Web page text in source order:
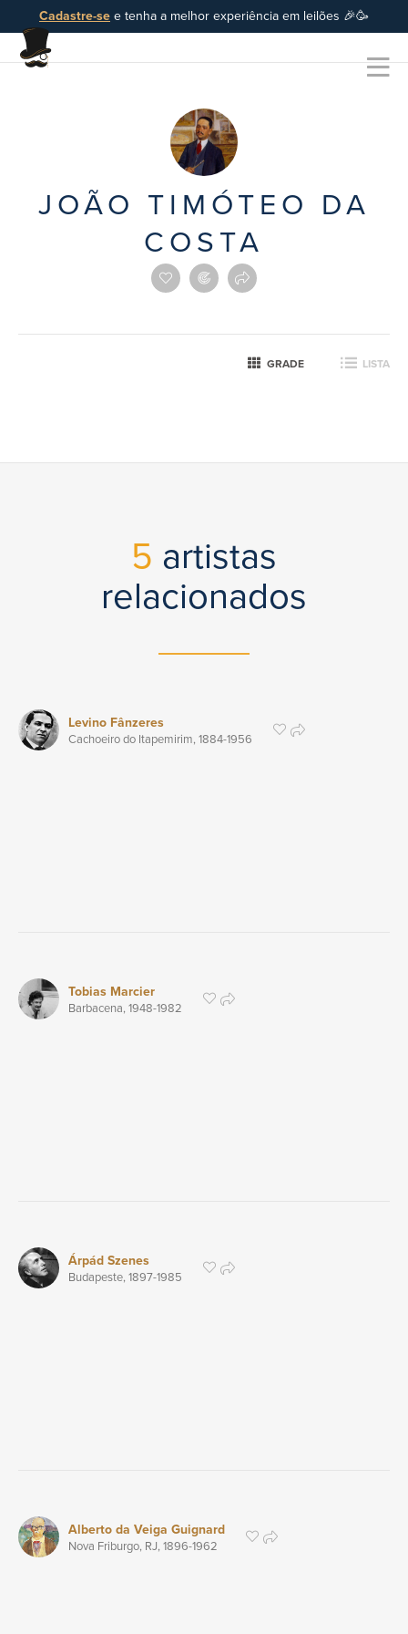
Cadastre-se e tenha a melhor experiência em leilões 🎉🥳
JOÃO TIMÓTEO DA
COSTA
GRADE LISTA
5 artistas
relacionados
Levino Fânzeres
Cachoeiro do Itapemirim,1884-1956
Tobias Marcier
Barbacena,1948-1982
Árpád Szenes
Budapeste,1897-1985
Alberto da Veiga Guignard
Nova Friburgo, RJ,1896-1962